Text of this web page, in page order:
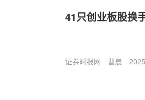
41只创业板股换
证券时报网 曹晨